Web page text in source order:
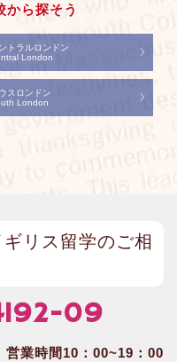
から探そう
トラルロンドン
London
スロンドン
London
リス留学のご相
09
営業時間10：00~19：00